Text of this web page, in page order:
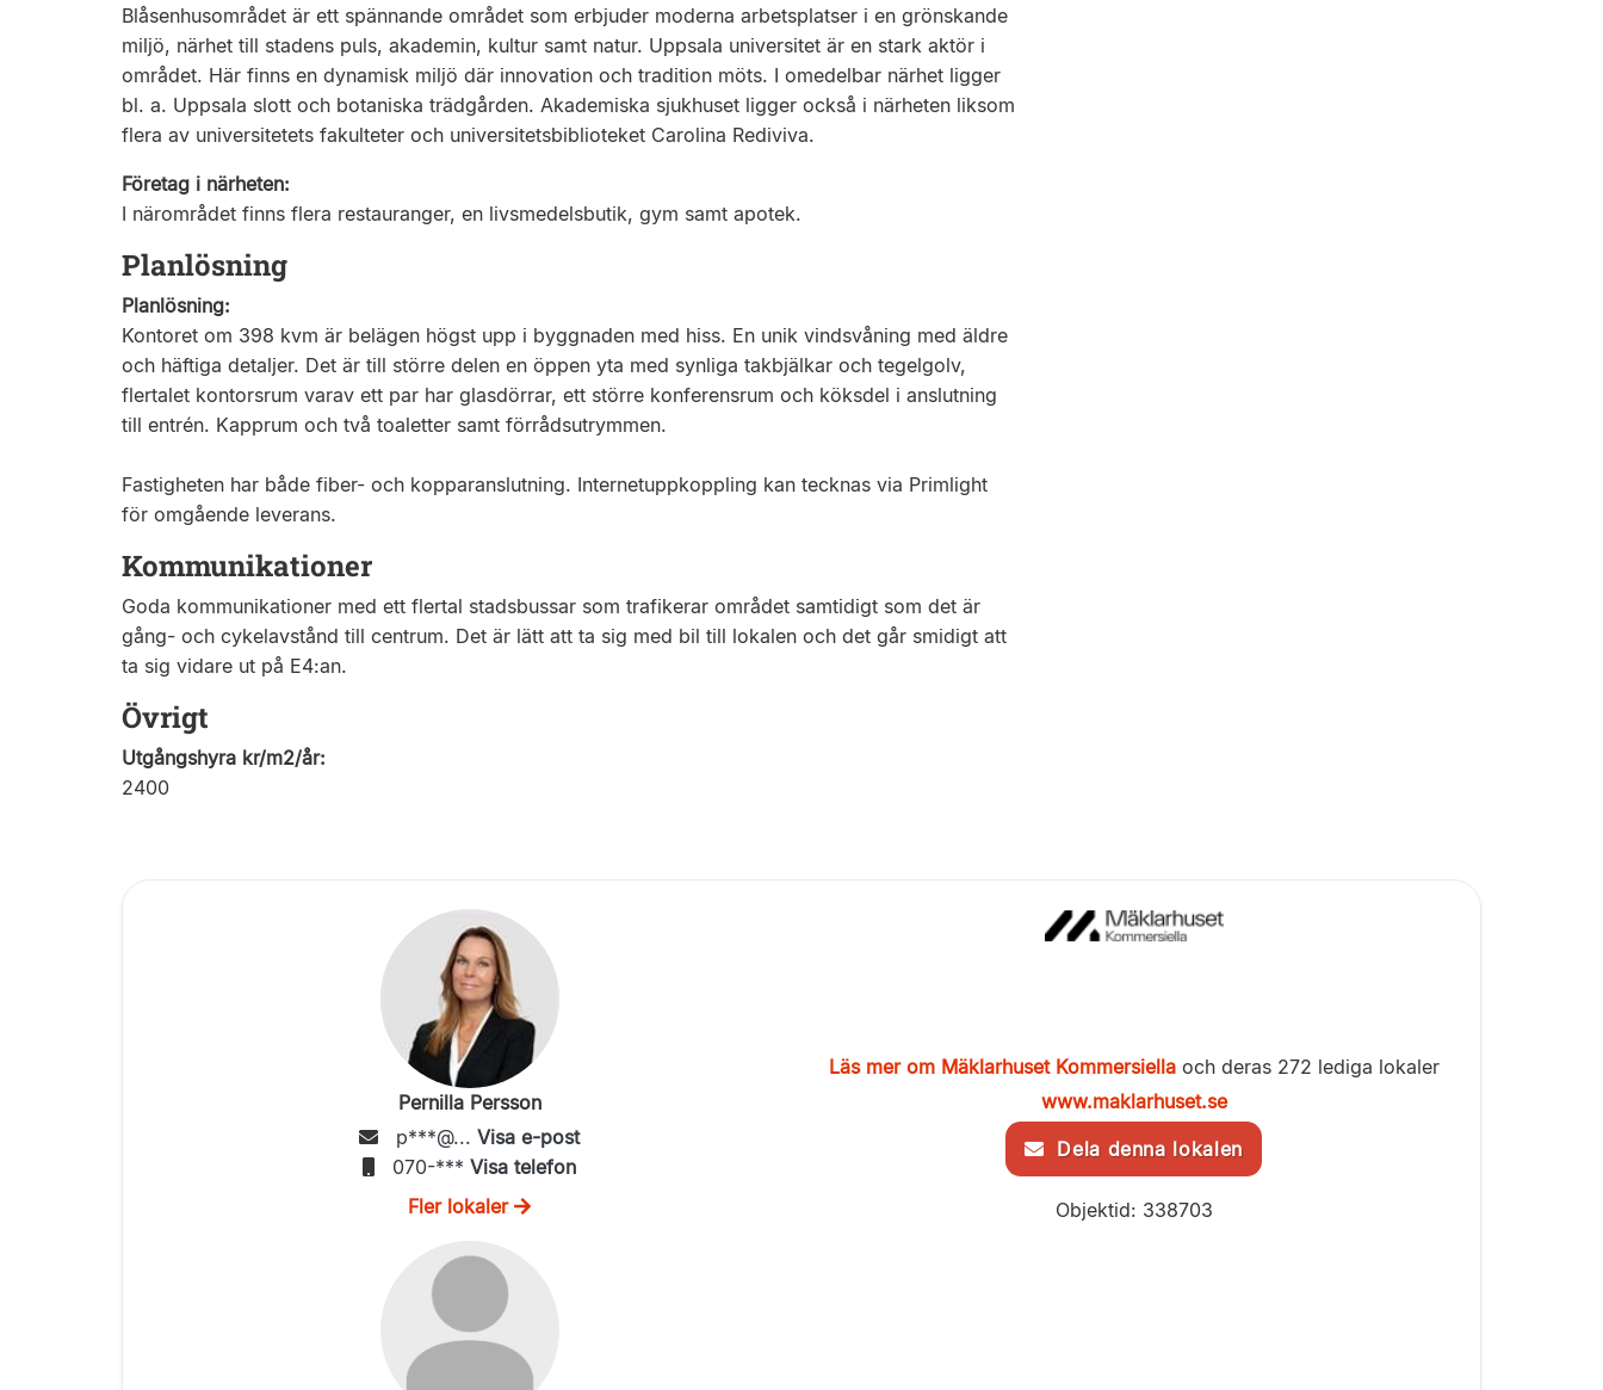
Blåsenhusområdet är ett spännande området som erbjuder moderna arbetsplatser i en grönskande
miljö, närhet till stadens puls, akademin, kultur samt natur. Uppsala universitet är en stark aktör i
området. Här finns en dynamisk miljö där innovation och tradition möts. I omedelbar närhet ligger
bl. a. Uppsala slott och botaniska trädgården. Akademiska sjukhuset ligger också i närheten liksom
flera av universitetets fakulteter och universitetsbiblioteket Carolina Rediviva.
Företag i närheten:
I närområdet finns flera restauranger, en livsmedelsbutik, gym samt apotek.
Planlösning
Planlösning:
Kontoret om 398 kvm är belägen högst upp i byggnaden med hiss. En unik vindsvåning med äldre
och häftiga detaljer. Det är till större delen en öppen yta med synliga takbjälkar och tegelgolv,
flertalet kontorsrum varav ett par har glasdörrar, ett större konferensrum och köksdel i anslutning
till entrén. Kapprum och två toaletter samt förrådsutrymmen.
Fastigheten har både fiber- och kopparanslutning. Internetuppkoppling kan tecknas via Primlight
för omgående leverans.
Kommunikationer
Goda kommunikationer med ett flertal stadsbussar som trafikerar området samtidigt som det är
gång- och cykelavstånd till centrum. Det är lätt att ta sig med bil till lokalen och det går smidigt att
ta sig vidare ut på E4:an.
Övrigt
Utgångshyra kr/m2/år:
2400
Pernilla Persson
p***@... Visa e-post
070-*** Visa telefon
Fler lokaler
Läs mer om Mäklarhuset Kommersiellaoch deras 272 lediga lokaler
www.maklarhuset.se
Dela denna lokalen
Objektid: 338703